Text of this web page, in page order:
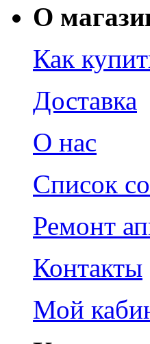
О
Как
Доставка
О нас
Список
Ремонт
Контакты
Мой